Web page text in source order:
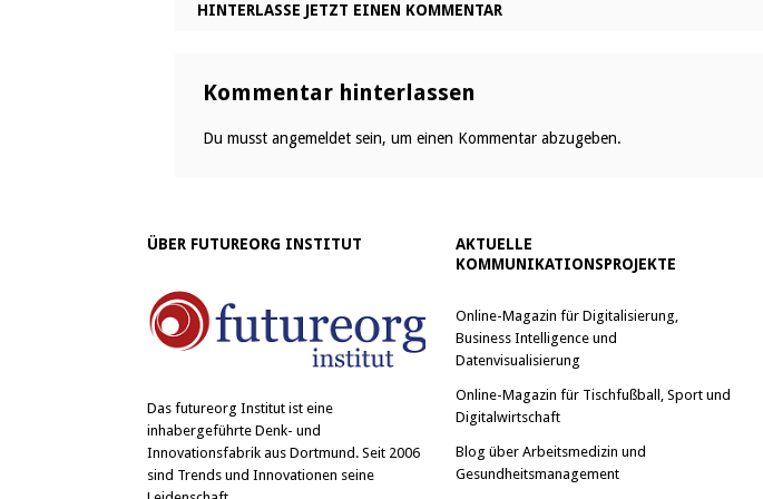
HINTERLASSE JETZT EINEN KOMMENTAR
Kommentar hinterlassen
Du musst angemeldet sein, um einen Kommentar abzugeben.
ÜBER FUTUREORG INSTITUT
Das futureorg Institut ist eine
inhabergeführte Denk- und
Innovationsfabrik aus Dortmund. Seit 2006
sind Trends und Innovationen seine
AKTUELLE
KOMMUNIKATIONSPROJEKTE
Online-Magazin für Digitalisierung,
Business Intelligence und
Datenvisualisierung
Online-Magazin für Tischfußball, Sport und
Digitalwirtschaft
Blog über Arbeitsmedizin und
Gesundheitsmanagement